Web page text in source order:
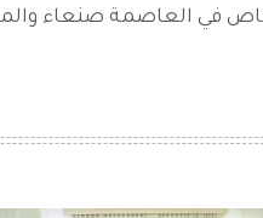
في العاصمة صنعاء